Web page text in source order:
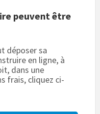
peuvent être
déposer sa
en ligne, à
dans une
frais, cliquez ci-